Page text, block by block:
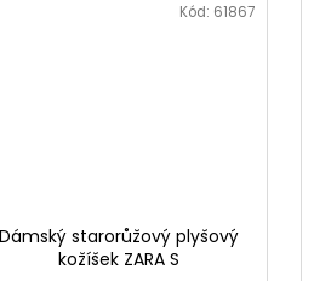
Dámský starorůžový plyšový
kožíšek ZARA S
Kód: 61867